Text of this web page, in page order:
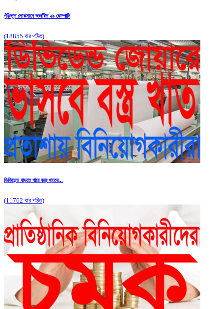
পুঁঞ্জিভুত লোকসানে জর্জরিত ২৯ কোম্পানি
(18855 বার পঠিত)
ডিভিডেন্ড বাড়তে পারে বস্ত্র খাতের...
(11762 বার পঠিত)